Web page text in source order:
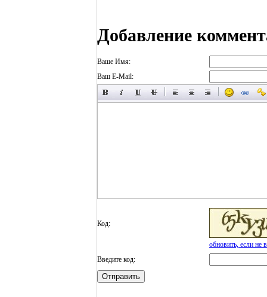
Добавление
Ваше Имя:
Ваш E-Mail:
Код:
обновить, если не
Введите код: